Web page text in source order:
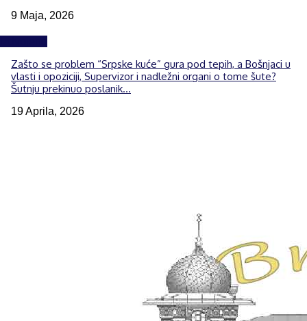
9 Maja, 2026
Zašto se problem “Srpske kuće” gura pod tepih, a Bošnjaci u
vlasti i opoziciji, Supervizor i nadležni organi o tome šute?
Šutnju prekinuo poslanik...
19 Aprila, 2026